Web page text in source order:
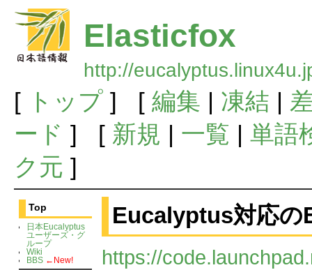
Elasticfox
http://
[ トップ] [ 編集 | 凍結 |
ード ] [ 新規 | 一覧 | 単語
ク元 ]
Top
日本Eucalyptus
ユーザーズ・グ
ループ
Wiki
BBS ←New!
Eucalyptus対応
https://